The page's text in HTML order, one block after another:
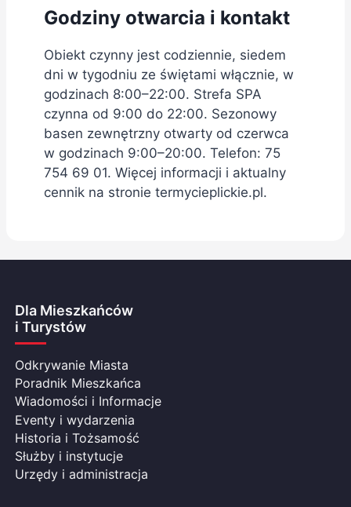
Godziny otwarcia i kontakt
Obiekt czynny jest codziennie, siedem
dni w tygodniu ze świętami włącznie, w
godzinach 8:00–22:00. Strefa SPA
czynna od 9:00 do 22:00. Sezonowy
basen zewnętrzny otwarty od czerwca
w godzinach 9:00–20:00. Telefon: 75
754 69 01. Więcej informacji i aktualny
cennik na stronie termycieplickie.pl.
Dla Mieszkańców
i Turystów
Odkrywanie Miasta
Poradnik Mieszkańca
Wiadomości i Informacje
Eventy i wydarzenia
Historia i Tożsamość
Służby i instytucje
Urzędy i administracja